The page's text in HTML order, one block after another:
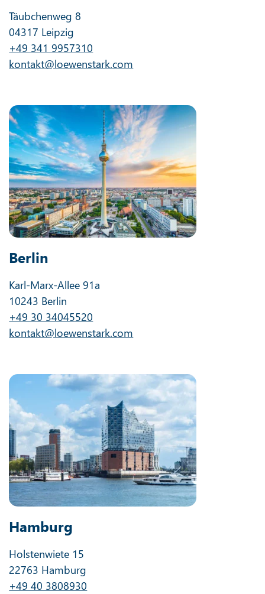
Täubchenweg 8
04317 Leipzig
+49 341 9957310
kontakt@loewenstark.com
Berlin
Karl-Marx-Allee 91a
10243 Berlin
+49 30 34045520
kontakt@loewenstark.com
Hamburg
Holstenwiete 15
22763 Hamburg
+49 40 3808930